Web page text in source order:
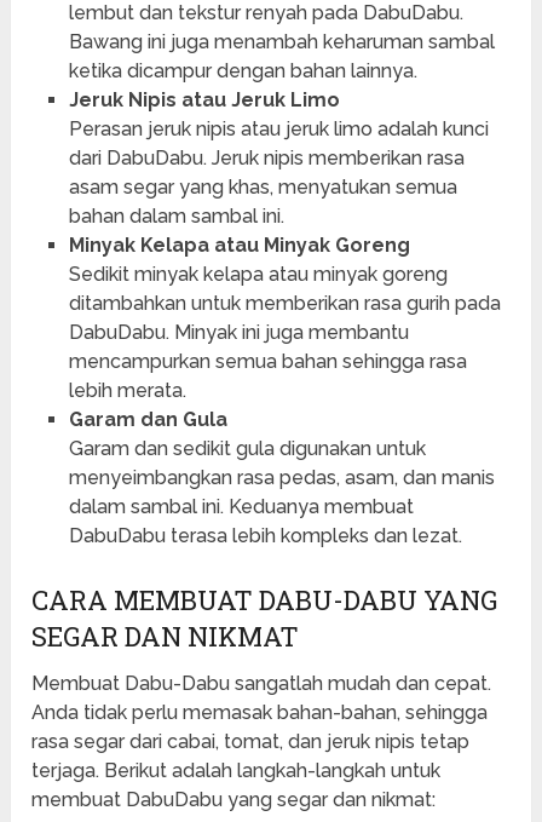
lembut dan tekstur renyah pada DabuDabu.
Bawang ini juga menambah keharuman sambal
ketika dicampur dengan bahan lainnya.
Jeruk Nipis atau Jeruk Limo
Perasan jeruk nipis atau jeruk limo adalah kunci
dari DabuDabu. Jeruk nipis memberikan rasa
asam segar yang khas, menyatukan semua
bahan dalam sambal ini.
Minyak Kelapa atau Minyak Goreng
Sedikit minyak kelapa atau minyak goreng
ditambahkan untuk memberikan rasa gurih pada
DabuDabu. Minyak ini juga membantu
mencampurkan semua bahan sehingga rasa
lebih merata.
Garam dan Gula
Garam dan sedikit gula digunakan untuk
menyeimbangkan rasa pedas, asam, dan manis
dalam sambal ini. Keduanya membuat
DabuDabu terasa lebih kompleks dan lezat.
CARA MEMBUAT DABU-DABU YANG
SEGAR DAN NIKMAT
Membuat Dabu-Dabu sangatlah mudah dan cepat.
Anda tidak perlu memasak bahan-bahan, sehingga
rasa segar dari cabai, tomat, dan jeruk nipis tetap
terjaga. Berikut adalah langkah-langkah untuk
membuat DabuDabu yang segar dan nikmat: